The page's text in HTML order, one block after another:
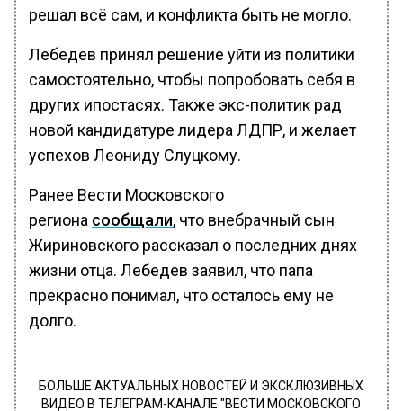
решал всё сам, и конфликта быть не могло.
Лебедев принял решение уйти из политики
самостоятельно, чтобы попробовать себя в
других ипостасях. Также экс-политик рад
новой кандидатуре лидера ЛДПР, и желает
успехов Леониду Слуцкому.
Ранее Вести Московского
региона сообщали, что внебрачный сын
Жириновского рассказал о последних днях
жизни отца. Лебедев заявил, что папа
прекрасно понимал, что осталось ему не
долго.
БОЛЬШЕ АКТУАЛЬНЫХ НОВОСТЕЙ И ЭКСКЛЮЗИВНЫХ
ВИДЕО В ТЕЛЕГРАМ-КАНАЛЕ "ВЕСТИ МОСКОВСКОГО